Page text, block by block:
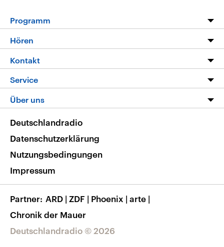
Programm
Die Nachrichten
Nachrichtenleicht
Neue Beiträge auf dlf.de
Hören
Livestream
Podcasts
Deutschlandfunk App
Nachrichten App
Frequenzen
Kontakt
Hörerservice
Service
FAQ
Veranstaltungen
Musikliste
RSS
Über uns
Barrierefreiheit
Deutschlandradio © 2026
Deutschlandradio
Datenschutzerklärung
Nutzungsbedingungen
Impressum
Partner ARD | ZDF | Phoenix | arte |
Chronik der Mauer